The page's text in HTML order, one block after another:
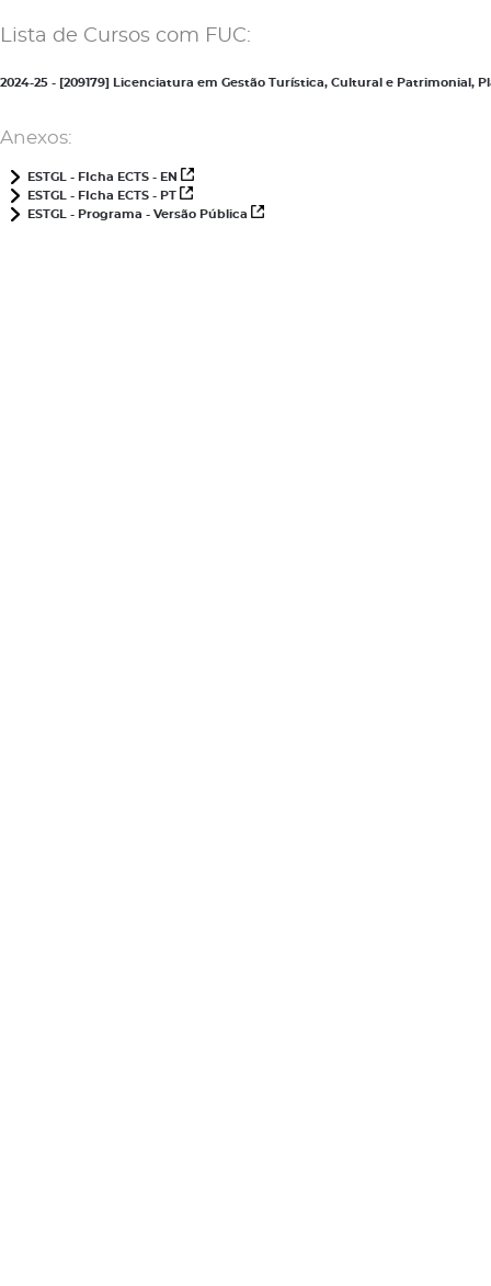
Lista de Cursos com FUC:
2024-25 - [209179] Licenciatura em Gestão Turística, Cultural e Patrimonial,
Anexos:
ESTGL - FIcha ECTS - EN
ESTGL - FIcha ECTS - PT
ESTGL - Programa - Versão Pública